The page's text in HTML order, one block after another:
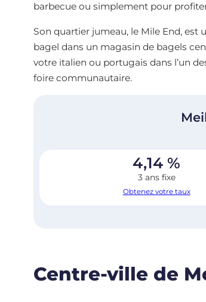
barbecue ou simplement pour
Son quartier jumeau, le Mile End, est
bagel dans un magasin de bagels
votre italien ou portugais dans l’un
foire communautaire.
4,14 %
3 ans fixe
Obtenez votre taux
Centre-ville de